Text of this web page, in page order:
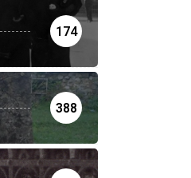
174
388